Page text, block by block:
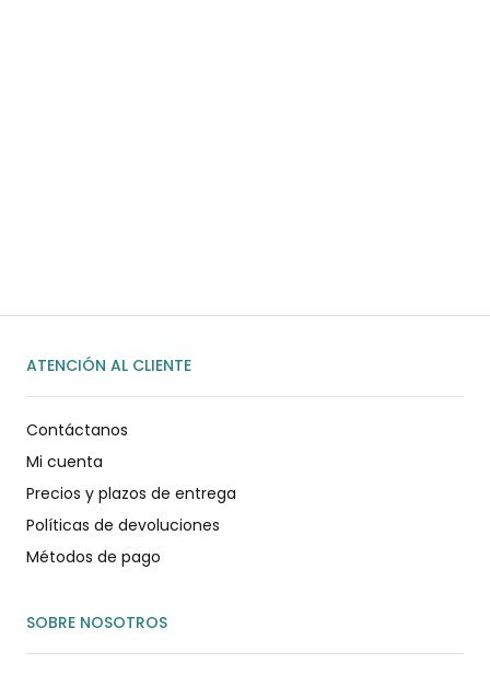
ATENCIÓN AL CLIENTE
Contáctanos
Mi cuenta
Precios y plazos de entrega
Políticas de devoluciones
Métodos de pago
SOBRE NOSOTROS